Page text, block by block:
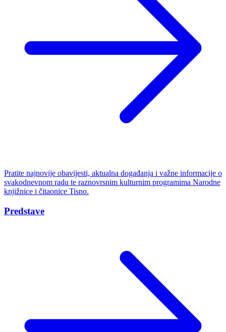
Pratite najnovije obavijesti, aktualna događanja i važne informacije o
svakodnevnom radu te raznovrsnim kulturnim programima Narodne
knjižnice i čitaonice Tisno.
Predstave